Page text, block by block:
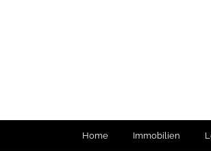
Home Immobilien